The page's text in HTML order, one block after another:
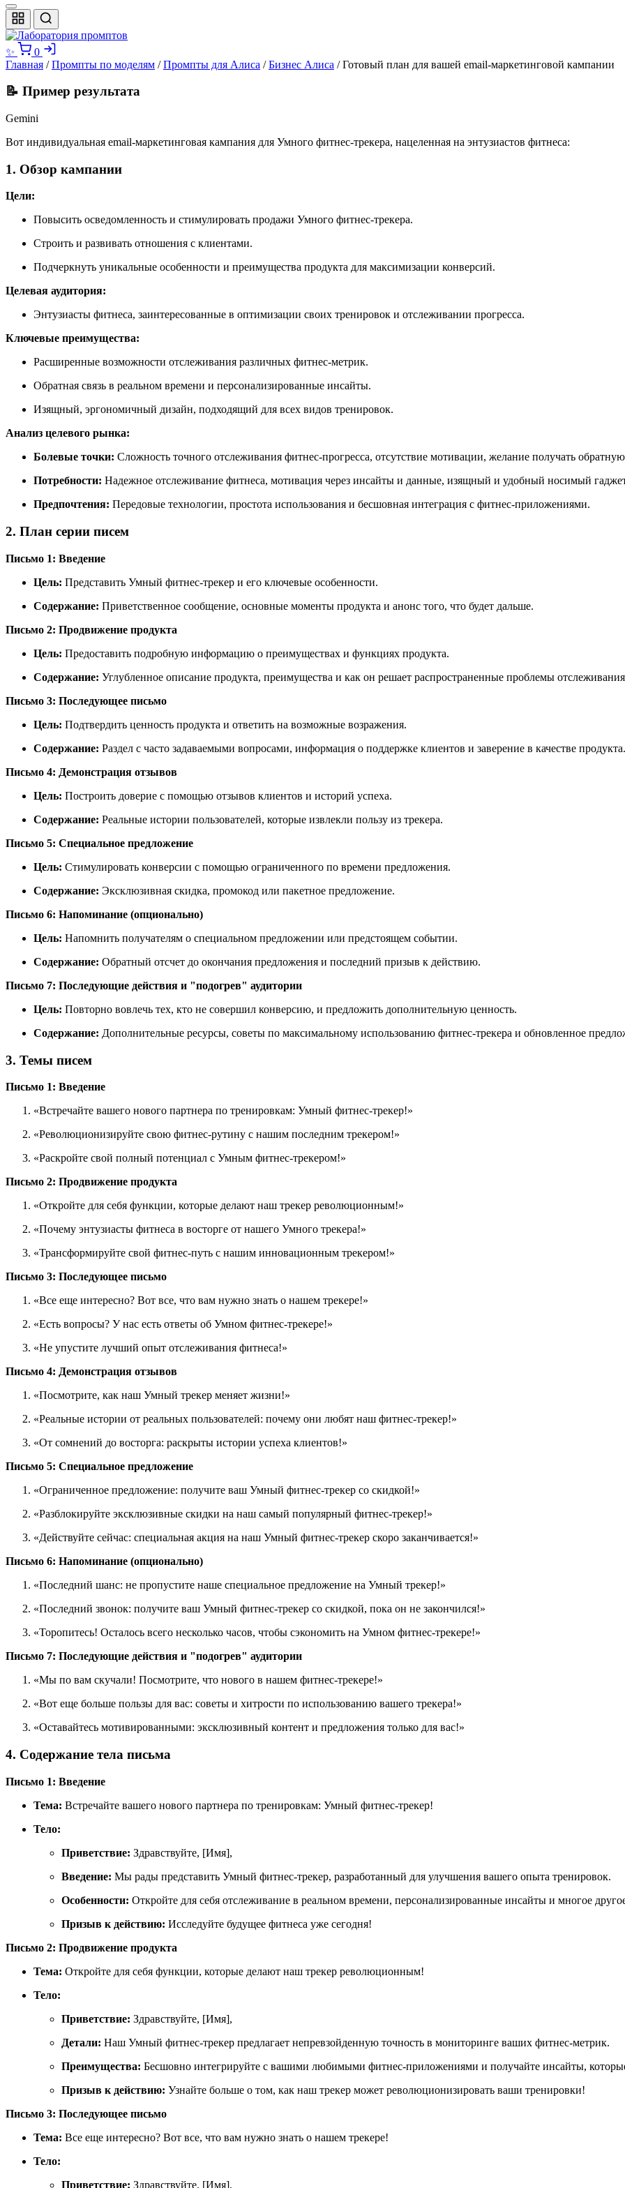
✨
0
Главная /Промпты по моделям /Промпты для Алиса /Бизнес Алиса / Готовый план для вашей email-маркетинговой кампании
📝 Пример результата
Gemini
Вот индивидуальная email-маркетинговая кампания для Умного фитнес-трекера, нацеленная на энтузиастов фитнеса:
1. Обзор кампании
Цели:
Повысить осведомленность и стимулировать продажи Умного фитнес-трекера.
Строить и развивать отношения с клиентами.
Подчеркнуть уникальные особенности и преимущества продукта для максимизации конверсий.
Целевая аудитория:
Энтузиасты фитнеса, заинтересованные в оптимизации своих тренировок и отслеживании прогресса.
Ключевые преимущества:
Расширенные возможности отслеживания различных фитнес-метрик.
Обратная связь в реальном времени и персонализированные инсайты.
Изящный, эргономичный дизайн, подходящий для всех видов тренировок.
Анализ целевого рынка:
Болевые точки: Сложность точного отслеживания фитнес-прогресса, отсутствие мотивации, желание получать
Потребности: Надежное отслеживание фитнеса, мотивация через инсайты и данные, изящный и удобный носимый
Предпочтения: Передовые технологии, простота использования и бесшовная интеграция с фитнес-приложениями.
2. План серии писем
Письмо 1: Введение
Цель: Представить Умный фитнес-трекер и его ключевые особенности.
Содержание: Приветственное сообщение, основные моменты продукта и анонс того, что будет дальше.
Письмо 2: Продвижение продукта
Цель: Предоставить подробную информацию о преимуществах и функциях продукта.
Содержание: Углубленное описание продукта, преимущества и как он решает распространенные проблемы
Письмо 3: Последующее письмо
Цель: Подтвердить ценность продукта и ответить на возможные возражения.
Содержание: Раздел с часто задаваемыми вопросами, информация о поддержке клиентов и заверение в качестве продукта.
Письмо 4: Демонстрация отзывов
Цель: Построить доверие с помощью отзывов клиентов и историй успеха.
Содержание: Реальные истории пользователей, которые извлекли пользу из трекера.
Письмо 5: Специальное предложение
Цель: Стимулировать конверсии с помощью ограниченного по времени предложения.
Содержание: Эксклюзивная скидка, промокод или пакетное предложение.
Письмо 6: Напоминание (опционально)
Цель: Напомнить получателям о специальном предложении или предстоящем событии.
Содержание: Обратный отсчет до окончания предложения и последний призыв к действию.
Письмо 7: Последующие действия и "подогрев" аудитории
Цель: Повторно вовлечь тех, кто не совершил конверсию, и предложить дополнительную ценность.
Содержание: Дополнительные ресурсы, советы по максимальному использованию фитнес-трекера и обновленное
3. Темы писем
Письмо 1: Введение
«Встречайте вашего нового партнера по тренировкам: Умный фитнес-трекер!»
«Революционизируйте свою фитнес-рутину с нашим последним трекером!»
«Раскройте свой полный потенциал с Умным фитнес-трекером!»
Письмо 2: Продвижение продукта
«Откройте для себя функции, которые делают наш трекер революционным!»
«Почему энтузиасты фитнеса в восторге от нашего Умного трекера!»
«Трансформируйте свой фитнес-путь с нашим инновационным трекером!»
Письмо 3: Последующее письмо
«Все еще интересно? Вот все, что вам нужно знать о нашем трекере!»
«Есть вопросы? У нас есть ответы об Умном фитнес-трекере!»
«Не упустите лучший опыт отслеживания фитнеса!»
Письмо 4: Демонстрация отзывов
«Посмотрите, как наш Умный трекер меняет жизни!»
«Реальные истории от реальных пользователей: почему они любят наш фитнес-трекер!»
«От сомнений до восторга: раскрыты истории успеха клиентов!»
Письмо 5: Специальное предложение
«Ограниченное предложение: получите ваш Умный фитнес-трекер со скидкой!»
«Разблокируйте эксклюзивные скидки на наш самый популярный фитнес-трекер!»
«Действуйте сейчас: специальная акция на наш Умный фитнес-трекер скоро заканчивается!»
Письмо 6: Напоминание (опционально)
«Последний шанс: не пропустите наше специальное предложение на Умный трекер!»
«Последний звонок: получите ваш Умный фитнес-трекер со скидкой, пока он не закончился!»
«Торопитесь! Осталось всего несколько часов, чтобы сэкономить на Умном фитнес-трекере!»
Письмо 7: Последующие действия и "подогрев" аудитории
«Мы по вам скучали! Посмотрите, что нового в нашем фитнес-трекере!»
«Вот еще больше пользы для вас: советы и хитрости по использованию вашего трекера!»
«Оставайтесь мотивированными: эксклюзивный контент и предложения только для вас!»
4. Содержание тела письма
Письмо 1: Введение
Тема: Встречайте вашего нового партнера по тренировкам: Умный фитнес-трекер!
Тело:
Приветствие: Здравствуйте, [Имя],
Введение: Мы рады представить Умный фитнес-трекер, разработанный для улучшения вашего опыта тренировок.
Особенности: Откройте для себя отслеживание в реальном времени, персонализированные инсайты и многое
Призыв к действию: Исследуйте будущее фитнеса уже сегодня!
Письмо 2: Продвижение продукта
Тема: Откройте для себя функции, которые делают наш трекер революционным!
Тело:
Приветствие: Здравствуйте, [Имя],
Детали: Наш Умный фитнес-трекер предлагает непревзойденную точность в мониторинге ваших фитнес-метрик.
Преимущества: Бесшовно интегрируйте с вашими любимыми фитнес-приложениями и получайте инсайты, которые
Призыв к действию: Узнайте больше о том, как наш трекер может революционизировать ваши тренировки!
Письмо 3: Последующее письмо
Тема: Все еще интересно? Вот все, что вам нужно знать о нашем трекере!
Тело:
Приветствие: Здравствуйте, [Имя],